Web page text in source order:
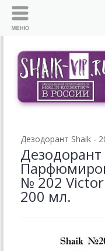
Дезодорант Shaik -
Дезодорант
№ 202
200 мл.